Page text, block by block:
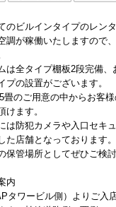
のビルインタイプのレン
調が稼働いたしますので
は全タイプ棚板2段完備
プの設置がございます。
畳のご用意の中からお客
けます。
は防犯カメラや入口セキ
た店舗となっております。
保管場所としてぜひご検討
内
タワービル側）よりご入